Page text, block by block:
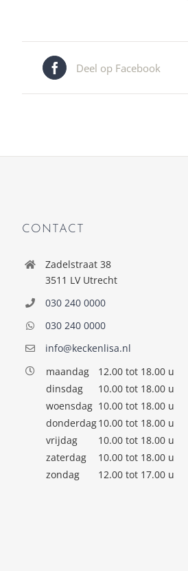
Deel op Facebook
CONTACT
Zadelstraat 38
3511 LV Utrecht
030 240 0000
030 240 0000
info@keckenlisa.nl
maandag
12.00 tot 18.00 u
dinsdag
10.00 tot 18.00 u
woensdag 10.00 tot 18.00 u
donderdag10.00 tot 18.00 u
vrijdag
10.00 tot 18.00 u
zaterdag
10.00 tot 18.00 u
zondag
12.00 tot 17.00 u